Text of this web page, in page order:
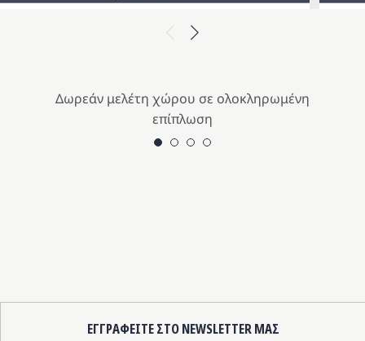
Previous
Next
Δωρεάν μελέτη χώρου σε ολοκληρωμένη
επίπλωση
ΕΓΓΡΑΦΕΙΤΕ ΣΤΟ NEWSLETTER ΜΑΣ